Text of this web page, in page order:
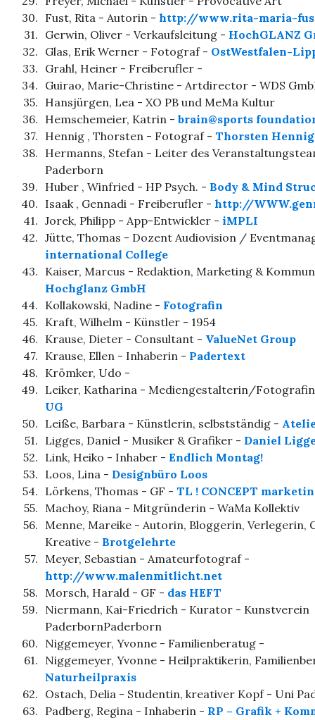
30. Fust, Rita - Autorin - http://www.rita-maria-
31. Gerwin, Oliver - Verkaufsleitung - HochGLANZ
32. Glas, Erik Werner - Fotograf - OstWestfalen-
33. Grahl, Heiner - Freiberufler -
34. Guirao, Marie-Christine - Artdirector - WDS
35. Hansjürgen, Lea - XO PB und MeMa Kultur
36. Hemschemeier, Katrin - brain@sports
37. Hennig , Thorsten - Fotograf - Thorsten
38. Hermanns, Stefan - Leiter des
Paderborn
39. Huber , Winfried - HP Psych. - Body & Mind
40. Isaak , Gennadi - Freiberufler - http://
41. Jorek, Philipp - App-Entwickler - iMPLI
42. Jütte, Thomas - Dozent Audiovision /
international College
43. Kaiser, Marcus - Redaktion, Marketing &
Hochglanz GmbH
44. Kollakowski, Nadine - Fotografin
45. Kraft, Wilhelm - Künstler - 1954
46. Krause, Dieter - Consultant - ValueNet Group
47. Krause, Ellen - Inhaberin - Padertext
48. Krömker, Udo -
49. Leiker, Katharina - Mediengestalterin/
UG
50. Leiße, Barbara - Künstlerin, selbstständig -
51. Ligges, Daniel - Musiker & Grafiker - Daniel
52. Link, Heiko - Inhaber - Endlich Montag!
53. Loos, Lina - Designbüro Loos
54. Lörkens, Thomas - GF - TL ! CONCEPT
55. Machoy, Riana - Mitgründerin - WaMa Kollektiv
56. Menne, Mareike - Autorin, Bloggerin, Verlegerin,
Kreative - Brotgelehrte
57. Meyer, Sebastian - Amateurfotograf -
http://www.malenmitlicht.net
58. Morsch, Harald - GF - das HEFT
59. Niermann, Kai-Friedrich - Kurator - Kunstverein
PaderbornPaderborn
60. Niggemeyer, Yvonne - Familienberatug -
61. Niggemeyer, Yvonne - Heilpraktikerin,
Naturheilpraxis
62. Ostach, Delia - Studentin, kreativer Kopf - Uni
63. Padberg, Regina - Inhaberin - RP – Grafik +